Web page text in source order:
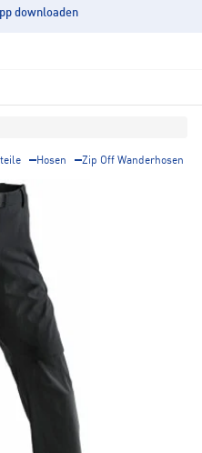
downloaden
Hosen Zip Off Wanderhosen